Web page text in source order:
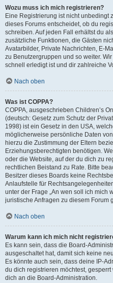
Wozu muss ich mich registrieren?
Eine Registrierung ist nicht unbedingt
dieses Forums entscheidet, ob du
schreiben. Auf jeden Fall erhältst du
zusätzliche Funktionen, die Gästen
Avatarbilder, Private Nachrichten, E-
zu Benutzergruppen und so weiter.
schnell erledigt ist und dir zahlreiche
Nach oben
Was ist COPPA?
COPPA, ausgeschrieben Children’s
(deutsch: Gesetz zum Schutz der
1998) ist ein Gesetz in den USA,
möglicherweise persönliche Daten
hierzu die Zustimmung der Eltern
Erziehungsberechtigten benötigen.
oder die Website, auf der du dich zu
rechtlichen Beistand zu Rate. Bitte
Besitzer dieses Boards keine
Anlaufstelle für
unter der Frage „An wen soll ich mich
juristische Anfragen zu diesem Forum
Nach oben
Warum kann ich mich nicht
Es kann sein, dass die Board-
ausgeschaltet hat, damit sich keine
Es könnte auch sein, dass deine IP-
du dich registrieren möchtest,
dich an die Board-Administration.